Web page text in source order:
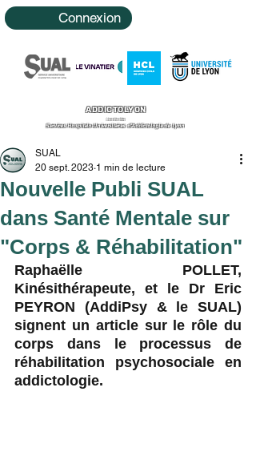
Connexion
ADDICTOLYON
Le site des
Services Hospitalo-Universitaires d'Addictologie de Lyon
Nouvelle Publi SUAL
dans Santé Mentale sur
"Corps & Réhabilitation"
SUAL
20 sept. 2023 1 min de lecture
Raphaëlle POLLET,
Kinésithérapeute, et le Dr Eric
PEYRON (AddiPsy & le SUAL)
signent un article sur le rôle du
corps dans le processus de
réhabilitation psychosociale en
addictologie.